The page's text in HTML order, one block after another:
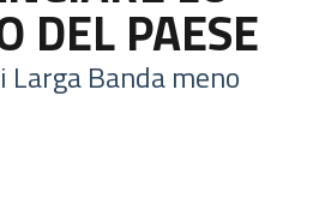
DEL PAESE
Larga Banda meno